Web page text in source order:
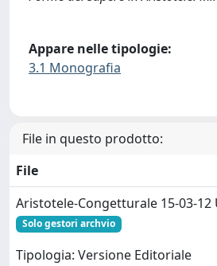
Appare nelle tipologie:
3.1 Monografia
File in questo prodotto:
File
Aristotele-Congetturale 15-03-12
Solo gestori archvio
Tipologia: Versione Editoriale